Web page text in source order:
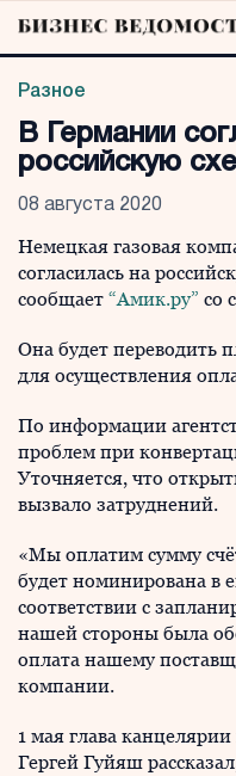
Разное
В Германии
российскую
08 августа 2020
Немецкая газовая
согласилась на
сообщает “Амик.ру” со
Она будет переводить
для осуществления
По информации
проблем при
Уточняется, что
вызвало затруднений.
«Мы оплатим сумму
будет номинирована в
соответствии с
нашей стороны была
оплата нашему
компании.
1 мая глава
Гергей Гуйяш